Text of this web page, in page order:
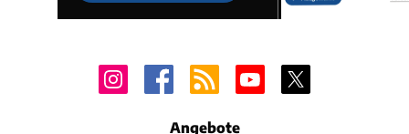
Angebote